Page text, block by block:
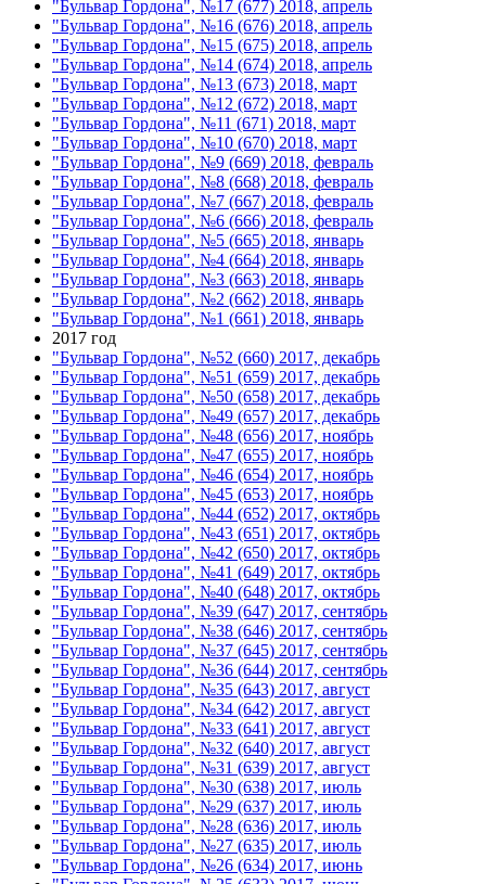
"Бульвар Гордона", №17 (677) 2018, апрель
"Бульвар Гордона", №16 (676) 2018, апрель
"Бульвар Гордона", №15 (675) 2018, апрель
"Бульвар Гордона", №14 (674) 2018, апрель
"Бульвар Гордона", №13 (673) 2018, март
"Бульвар Гордона", №12 (672) 2018, март
"Бульвар Гордона", №11 (671) 2018, март
"Бульвар Гордона", №10 (670) 2018, март
"Бульвар Гордона", №9 (669) 2018, февраль
"Бульвар Гордона", №8 (668) 2018, февраль
"Бульвар Гордона", №7 (667) 2018, февраль
"Бульвар Гордона", №6 (666) 2018, февраль
"Бульвар Гордона", №5 (665) 2018, январь
"Бульвар Гордона", №4 (664) 2018, январь
"Бульвар Гордона", №3 (663) 2018, январь
"Бульвар Гордона", №2 (662) 2018, январь
"Бульвар Гордона", №1 (661) 2018, январь
2017 год
"Бульвар Гордона", №52 (660) 2017, декабрь
"Бульвар Гордона", №51 (659) 2017, декабрь
"Бульвар Гордона", №50 (658) 2017, декабрь
"Бульвар Гордона", №49 (657) 2017, декабрь
"Бульвар Гордона", №48 (656) 2017, ноябрь
"Бульвар Гордона", №47 (655) 2017, ноябрь
"Бульвар Гордона", №46 (654) 2017, ноябрь
"Бульвар Гордона", №45 (653) 2017, ноябрь
"Бульвар Гордона", №44 (652) 2017, октябрь
"Бульвар Гордона", №43 (651) 2017, октябрь
"Бульвар Гордона", №42 (650) 2017, октябрь
"Бульвар Гордона", №41 (649) 2017, октябрь
"Бульвар Гордона", №40 (648) 2017, октябрь
"Бульвар Гордона", №39 (647) 2017, сентябрь
"Бульвар Гордона", №38 (646) 2017, сентябрь
"Бульвар Гордона", №37 (645) 2017, сентябрь
"Бульвар Гордона", №36 (644) 2017, сентябрь
"Бульвар Гордона", №35 (643) 2017, август
"Бульвар Гордона", №34 (642) 2017, август
"Бульвар Гордона", №33 (641) 2017, август
"Бульвар Гордона", №32 (640) 2017, август
"Бульвар Гордона", №31 (639) 2017, август
"Бульвар Гордона", №30 (638) 2017, июль
"Бульвар Гордона", №29 (637) 2017, июль
"Бульвар Гордона", №28 (636) 2017, июль
"Бульвар Гордона", №27 (635) 2017, июль
"Бульвар Гордона", №26 (634) 2017, июнь